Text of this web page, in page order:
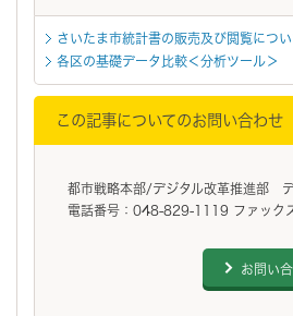
さいたま市統計書の販売及び閲覧につい
各区の基礎データ比較＜分析ツール＞
この記事についてのお問い合わせ
都市戦略本部/デジタル改革推進部
電話番号：048-829-1119 ファッ
お問い